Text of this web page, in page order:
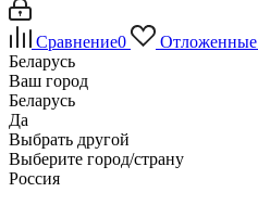
Сравнение0 Отложенные
Беларусь
Ваш город
Беларусь
Да
Выбрать другой
Выберите город/страну
Россия